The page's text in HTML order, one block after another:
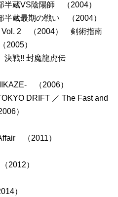
半蔵VS陰陽師 （2004）
半蔵最期の戦い （2004）
Vol. 2 （2004） 剣術指南
2005）
決戦!! 封魔龍虎伝
（2006）
DRIFT ／ The Fast and
）
Affair （2011）
（2012）
）